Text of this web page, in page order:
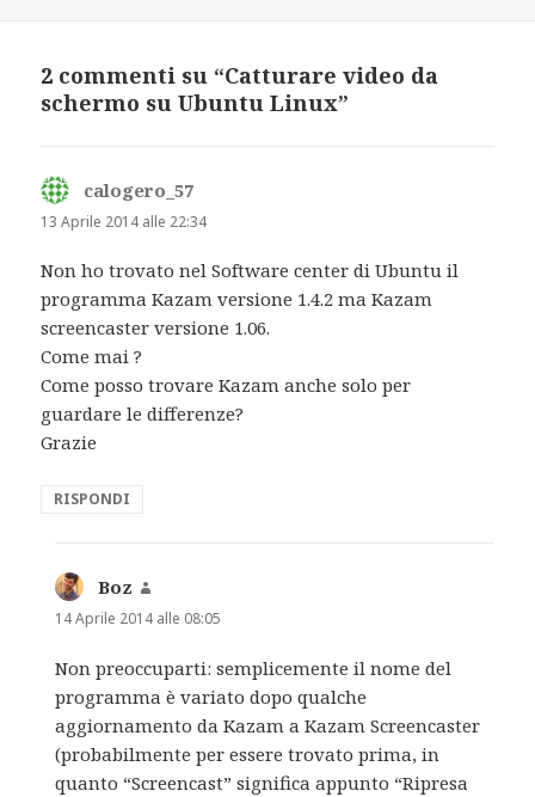
2 commenti su “Catturare video da
schermo su Ubuntu Linux”
calogero_57
detto:
13 Aprile 2014 alle 22:34
Non ho trovato nel Software center di Ubuntu il
programma Kazam versione 1.4.2 ma Kazam
screencaster versione 1.06.
Come mai ?
Come posso trovare Kazam anche solo per
guardare le differenze?
Grazie
RISPONDI
Boz
detto:
14 Aprile 2014 alle 08:05
Non preoccuparti: semplicemente il nome del
programma è variato dopo qualche
aggiornamento da Kazam a Kazam Screencaster
(probabilmente per essere trovato prima, in
quanto “Screencast” significa appunto “Ripresa